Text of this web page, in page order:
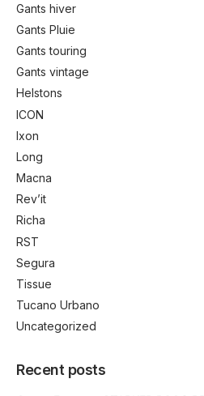
Gants hiver
Gants Pluie
Gants touring
Gants vintage
Helstons
ICON
Ixon
Long
Macna
Rev’it
Richa
RST
Segura
Tissue
Tucano Urbano
Uncategorized
Recent posts